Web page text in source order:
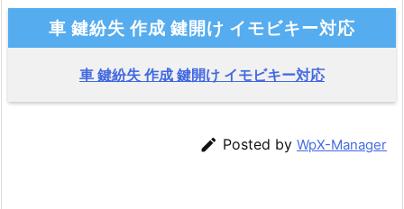
車 鍵紛失 作成 鍵開け イモビキー対応
車 鍵紛失 作成 鍵開け イモビキー対応
 Posted by WpX-Manager